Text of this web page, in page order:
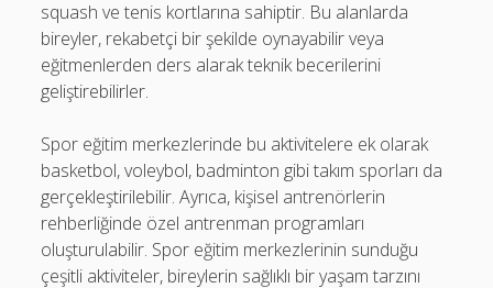
squash ve tenis kortlarına sahiptir. Bu alanlarda
bireyler, rekabetçi bir şekilde oynayabilir veya
eğitmenlerden ders alarak teknik becerilerini
geliştirebilirler.
Spor eğitim merkezlerinde bu aktivitelere ek olarak
basketbol, voleybol, badminton gibi takım sporları da
gerçekleştirilebilir. Ayrıca, kişisel antrenörlerin
rehberliğinde özel antrenman programları
oluşturulabilir. Spor eğitim merkezlerinin sunduğu
çeşitli aktiviteler, bireylerin sağlıklı bir yaşam tarzını